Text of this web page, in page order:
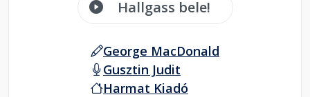
Hallgass bele!
George MacDonald
Gusztin Judit
Harmat Kiadó